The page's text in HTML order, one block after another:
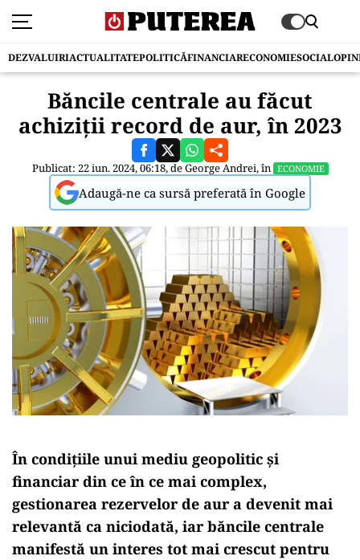
DEZVALUIRIACTUALITATEPOLITICĂFINANCIARECONOMIESOCIAL
Băncile centrale au făcut
achiziții record de aur, în 2023
Publicat: 22 iun. 2024, 06:18, deGeorge Andrei, în ECONOMIE
Adaugă-ne ca sursă preferată în Google
În condițiile unui mediu geopolitic și
financiar din ce în ce mai complex,
gestionarea rezervelor de aur a devenit mai
relevantă ca niciodată, iar băncile centrale
manifestă un interes tot mai crescut pentru